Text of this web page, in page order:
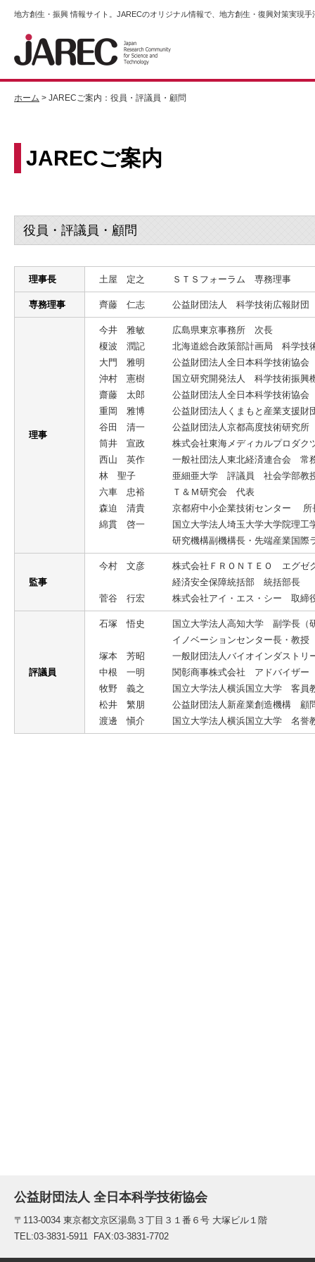
地方創生・振興 情報サイト。JARECのオリジナル情報で、地方創生・復興対策実現
ホーム > JARECご案内：役員・評議員・顧問
JARECご案内
役員・評議員・顧問
理事長 土屋 定之 ＳＴＳフォーラム 専務理事
専務理事 齊藤 仁志 公益財団法人 科学技術広報財
理事
今井 雅敏
広島県東京事務所 次長
榎波 潤記
北海道総合政策部計画局 科学
大門 雅明
公益財団法人全日本科学技術協
沖村 憲樹
国立研究開発法人 科学技術振興
齋藤 太郎
公益財団法人全日本科学技術協
重岡 雅博
公益財団法人くまもと産業支援
谷田 清一
公益財団法人京都高度技術研究
筒井 宣政
株式会社東海メディカルプロダ
西山 英作
一般社団法人東北経済連合会 常
林 聖子
亜細亜大学 評議員 社会学部教
六車 忠裕
Ｔ＆Ｍ研究会 代表
森迫 清貴
京都府中小企業技術センター 所
綿貫 啓一
国立大学法人埼玉大学大学院理
研究機構副機構長・先端産業国際
監事
今村 文彦
株式会社ＦＲＯＮＴＥＯ エグゼ
経済安全保障統括部 統括部長
菅谷 行宏
株式会社アイ・エス・シー 取締
評議員
石塚 悟史
国立大学法人高知大学 副学長（
イノベーションセンター長・教
塚本 芳昭
一般財団法人バイオインダスト
中根 一明
関彰商事株式会社 アドバイザー
牧野 義之
国立大学法人横浜国立大学 客
松井 繁朋
公益財団法人新産業創造機構 顧
渡邊 愼介
国立大学法人横浜国立大学 名誉
公益財団法人 全日本科学技術協会
〒113-0034 東京都文京区湯島３丁目３１番６号 大塚ビル１階
TEL:03-3831-5911 FAX:03-3831-7702